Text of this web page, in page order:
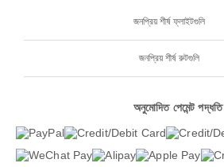
জনপ্রিয় শীর্ষ ফ্লাইটগুলি
জনপ্রিয় শীর্ষ রুটগুলি
অনুমোদিত পেমেন্ট পদ্ধতি